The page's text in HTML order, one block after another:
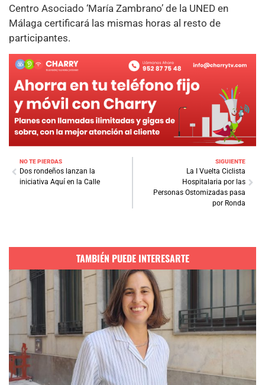
Centro Asociado ‘María Zambrano’ de la UNED en
Málaga certificará las mismas horas al resto de
participantes.
NO TE PIERDAS
Dos rondeños lanzan la
iniciativa Aquí en la Calle
SIGUIENTE
La I Vuelta Ciclista
Hospitalaria por las
Personas Ostomizadas pasa
por Ronda
TAMBIÉN PUEDE INTERESARTE